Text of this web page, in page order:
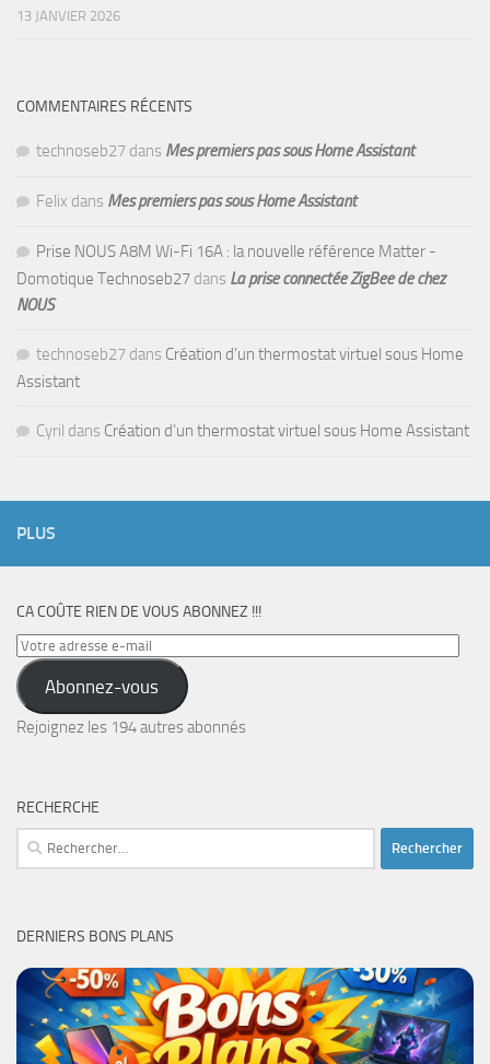
13 JANVIER 2026
COMMENTAIRES RÉCENTS
technoseb27 dans Mes premiers pas sous Home Assistant
Felix dans Mes premiers pas sous Home Assistant
Prise NOUS A8M Wi-Fi 16A : la nouvelle référence Matter -
Domotique Technoseb27 dans La prise connectée ZigBee de chez
NOUS
technoseb27 dans Création d’un thermostat virtuel sous Home
Assistant
Cyril dans Création d’un thermostat virtuel sous Home Assistant
PLUS
CA COÛTE RIEN DE VOUS ABONNEZ !!!
Votre
adresse
e-
mail
Abonnez-vous
Rejoignez les 194 autres abonnés
RECHERCHE
Rechercher :
DERNIERS BONS PLANS